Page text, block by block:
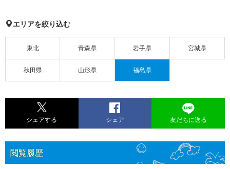
エリアを絞り込む
東北 青森県 岩手県 宮城県
秋田県 山形県 福島県
シェアする シェア 友だちに送る
閲覧履歴